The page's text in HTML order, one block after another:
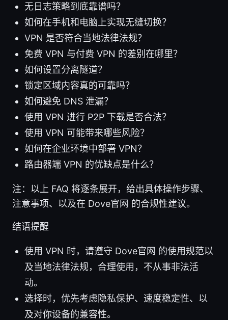
无日志策略到底靠谱吗？
如何在手机和电脑上实现无缝切换？
VPN 是否符合当地法律法规？
免费 VPN 与付费 VPN 的差别在哪里？
如何设置分离隧道？
锁定区域内容真的可靠吗？
如何避免 DNS 泄漏？
使用 VPN 进行 P2P 下载是否合法？
使用 VPN 可能带来哪些风险？
如何在企业环境中部署 VPN？
路由器端 VPN 的优缺点是什么？
注：以上 FAQ 将逐条展开，给出具体操作步骤、
注意事项、以及在 Dove官网 的合规性建议。
结语提醒
使用 VPN 时，请遵守 Dove官网 的使用规范以
及当地法律法规，合理使用，不从事非法活
动。
选择时，优先考虑隐私保护、速度稳定性、以
及对你设备的兼容性。